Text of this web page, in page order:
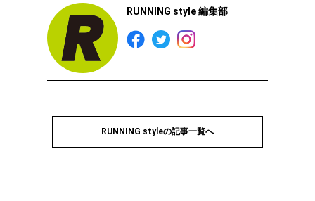
RUNNING style 編集部
RUNNING styleの記事一覧へ